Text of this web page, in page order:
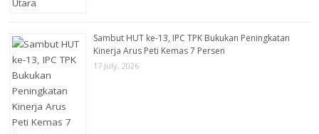
Sambut HUT ke-13, IPC TPK Bukukan Peningkatan
Kinerja Arus Peti Kemas 7 Persen
17 July, 2026